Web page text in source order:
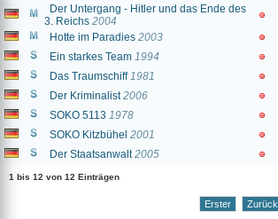
Der Untergang - Hitler und das Ende des
3. Reichs 2004
Hotte im Paradies 2003
Ein starkes Team 1994
Das Traumschiff 1981
Der Kriminalist 2006
SOKO 5113 1978
SOKO Kitzbühel 2001
Der Staatsanwalt 2005
1 bis 12 von 12 Einträgen
Erster Zurück